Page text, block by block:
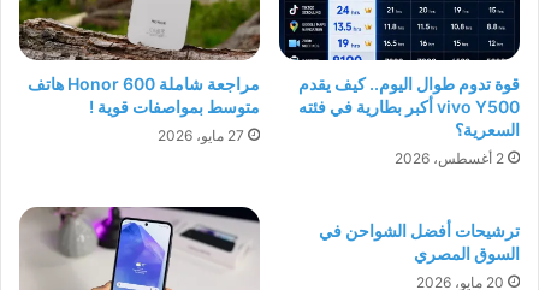
قوة تدوم طوال اليوم.. كيف يقدم
vivo Y500 أكبر بطارية في فئته
السعرية؟
2 أغسطس، 2026
مراجعة شاملة Honor 600 هاتف
متوسط بمواصفات قوية !
27 مايو، 2026
ترشيحات أفضل الشواحن في
السوق المصري
20 مايو، 2026